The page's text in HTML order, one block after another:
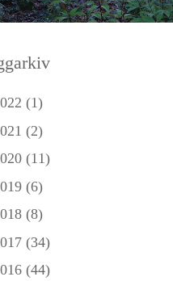
(1)
(2)
(11)
(6)
(8)
(34)
(44)